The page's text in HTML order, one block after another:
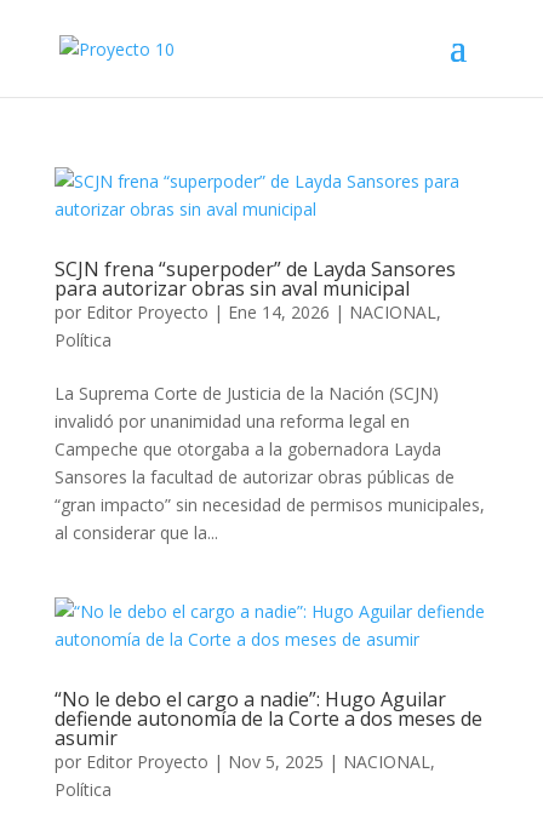
SCJN frena “superpoder” de Layda Sansores
para autorizar obras sin aval municipal
por Editor Proyecto | Ene 14, 2026 | NACIONAL,
Política
La Suprema Corte de Justicia de la Nación (SCJN)
invalidó por unanimidad una reforma legal en
Campeche que otorgaba a la gobernadora Layda
Sansores la facultad de autorizar obras públicas de
“gran impacto” sin necesidad de permisos municipales,
al considerar que la...
“No le debo el cargo a nadie”: Hugo Aguilar
defiende autonomía de la Corte a dos meses de
asumir
por Editor Proyecto | Nov 5, 2025 | NACIONAL,
Política